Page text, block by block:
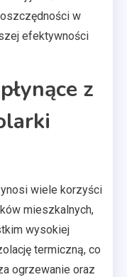
w
efektywności
z
wiele korzyści
mieszkalnych,
wysokiej
termiczną, co
ogrzewanie oraz